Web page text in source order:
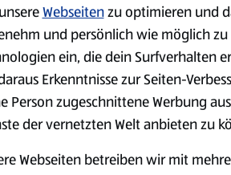
0,18 kg
(4,51 €/1 kg)
Spare 38 %
0,79 €² 1,29 €
0,75 l
Sortiment.
Webseitenzu optimieren und
und persönlich wie möglich
ein, die dein Surfverhalten
Erkenntnisse zur Seiten-
Person zugeschnittene Werbung
der vernetzten Welt anbieten zu
Webseiten betreiben wir mit